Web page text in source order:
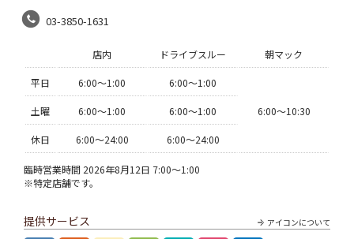
03-3850-1631
店内 ドライブスルー 朝マック
平日 6:00〜1:00 6:00〜1:00
6:00〜10:30
土曜 6:00〜1:00 6:00〜1:00
休日 6:00〜24:00 6:00〜24:00
臨時営業時間 2026年8月12日 7:00～1:00
※特定店舗です。
アイコンについて
提供サービス